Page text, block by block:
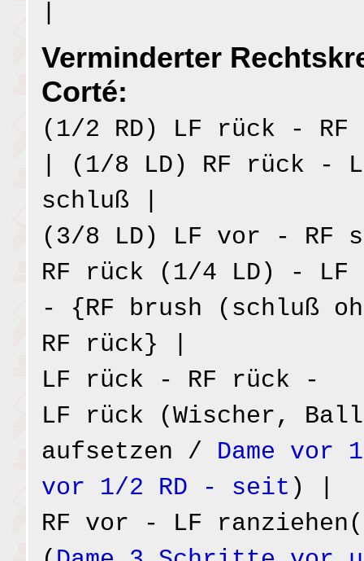
Verminderter
Corté:
(1/2 RD) LF rück -
| (1/8 LD) RF rück -
schluß |
(3/8 LD) LF vor - RF
RF rück (1/4 LD) -
- {RF brush (schluß
RF rück} |
LF rück - RF rück -
LF rück (Wischer,
aufsetzen / Dame vor
vor 1/2 RD - seit ) |
RF vor - LF